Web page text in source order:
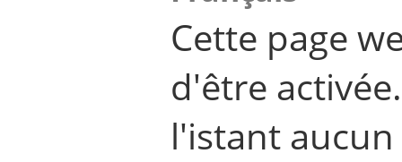
Cette page
d'être
l'istant